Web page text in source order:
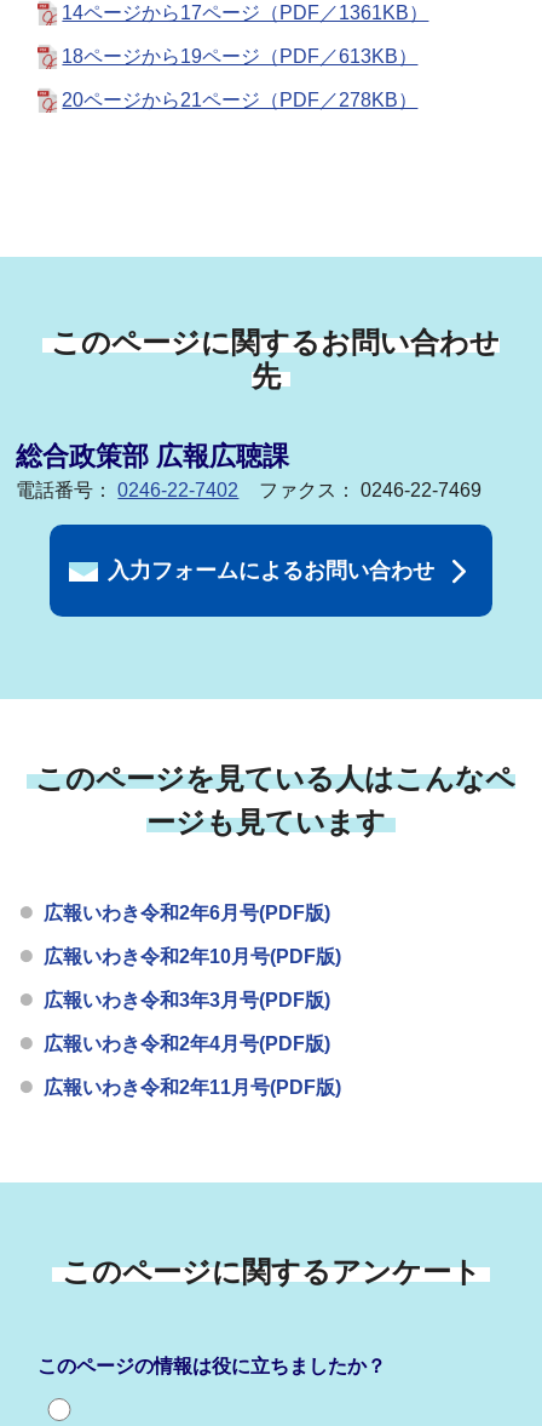
14ページから17ページ（PDF／1361KB）
18ページから19ページ（PDF／613KB）
20ページから21ページ（PDF／278KB）
このページに関するお問い合わせ
先
総合政策部 広報広聴課
電話番号：0246-22-7402 ファクス： 0246-22-7469
入力フォームによるお問い合わせ
このページを見ている人はこんなペ
ージも見ています
広報いわき令和2年6月号(PDF版)
広報いわき令和2年10月号(PDF版)
広報いわき令和3年3月号(PDF版)
広報いわき令和2年4月号(PDF版)
広報いわき令和2年11月号(PDF版)
このページに関するアンケート
このページの情報は役に立ちましたか？